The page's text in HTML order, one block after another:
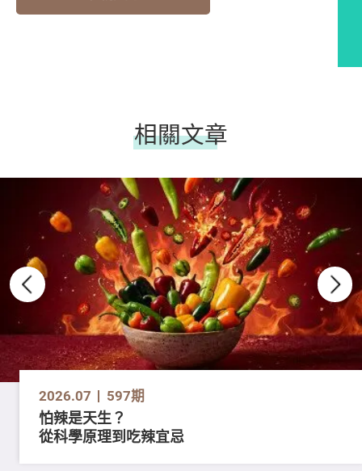
相關文章
2026.07 597期
怕辣是天生？
從科學原理到吃辣宜忌